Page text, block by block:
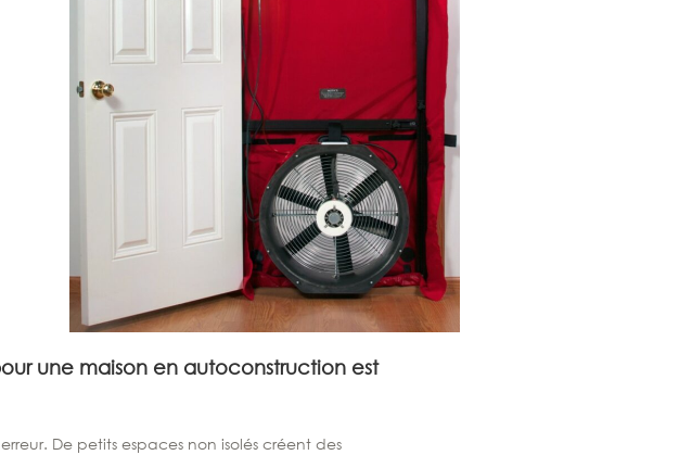
une maison en autoconstruction est
De petits espaces non isolés créent des